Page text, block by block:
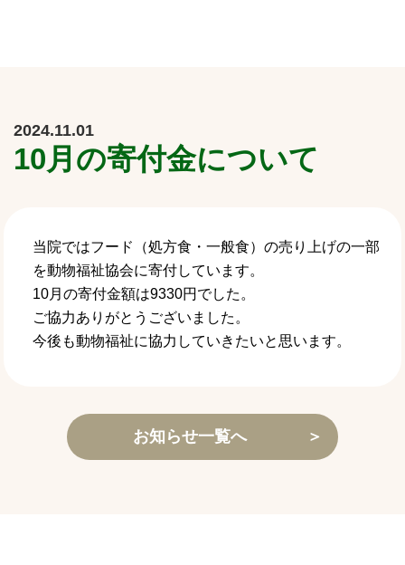
2024.11.01
10月の寄付金について
当院ではフード（処方食・一般食）の売り上げの一部
を動物福祉協会に寄付しています。
10月の寄付金額は9330円でした。
ご協力ありがとうございました。
今後も動物福祉に協力していきたいと思います。
お知らせ一覧へ ＞